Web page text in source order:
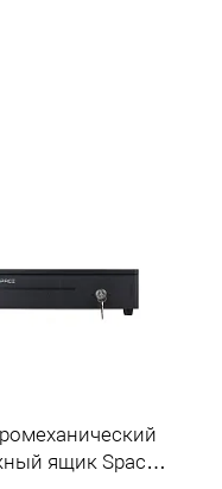
ящик Space